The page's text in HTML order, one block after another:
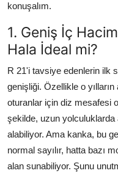
konuşalım.
1. Geniş İç
Hala İdeal mi?
R 21'i tavsiye edenlerin ilk
genişliği. Özellikle o
oturanlar için diz mesafesi
şekilde, uzun yolculuklarda
alabiliyor. Ama kanka, bu
normal sayılır, hatta bazı
alan sunabiliyor. Şunu